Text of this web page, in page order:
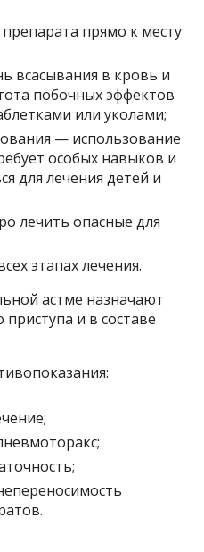
прямо к месту
всасывания в кровь и
побочных эффектов
или уколами;
— использование
особых навыков и
для лечения детей и
лечить опасные для
этапах лечения.
астме назначают
и в составе